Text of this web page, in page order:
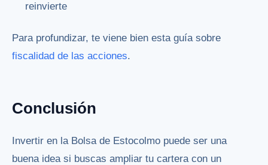
reinvierte
Para profundizar, te viene bien esta guía sobre
fiscalidad de las acciones.
Conclusión
Invertir en la Bolsa de Estocolmo puede ser una
buena idea si buscas ampliar tu cartera con un